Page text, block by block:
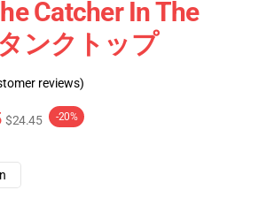
Catcher In The
ンクトップ
reviews)
$24.45 -20%